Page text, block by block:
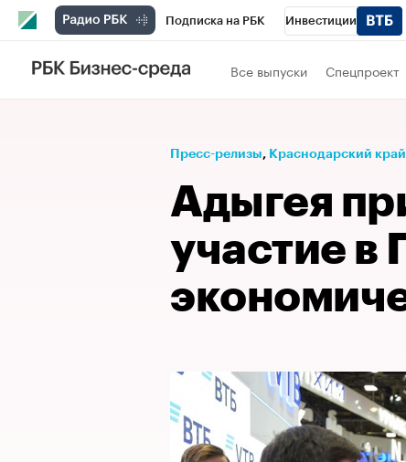
Подписка на РБК Инвестиции
Телеканал
Спецпроекты
Рынок наличной валюты
Все выпуски Спецпроект
Пресс-релизы⁠, Краснодарский край
Адыгея
участие в